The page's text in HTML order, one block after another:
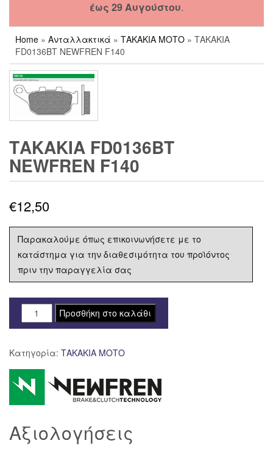
έως 29 Αυγούστου.
Home » Ανταλλακτικά » ΤΑΚΑΚΙΑ ΜΟΤΟ » ΤΑΚΑΚΙΑ
FD0136BT NEWFREN F140
ΤΑΚΑΚΙΑ FD0136BT
NEWFREN F140
€12,50
Παρακαλούμε όπως επικοινωνήσετε με το
κατάστημα για την διαθεσιμότητα του προϊόντος
πριν την παραγγελία σας
ΤΑΚΑΚΙΑ
FD0136BT
F140
ποσότητα
Προσθήκη στο καλάθι
Κατηγορία: ΤΑΚΑΚΙΑ ΜΟΤΟ
Αξιολογήσεις